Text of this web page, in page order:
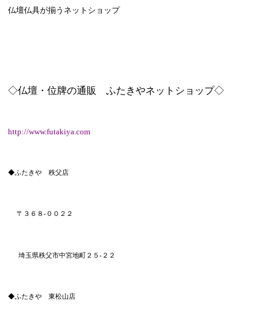
仏壇仏具が揃うネットショップ
◇仏壇・位牌の通販 ふたきやネットショップ◇
http://www.futakiya.com
◆ふたきや 秩父店
〒３６８-００２２
埼玉県秩父市中宮地町２５-２２
◆ふたきや 東松山店